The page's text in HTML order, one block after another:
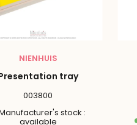
NIENHUIS
tray
003800
stock :
available